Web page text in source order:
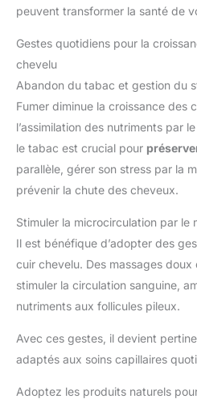
peuvent transformer la santé de
Gestes quotidiens pour la
chevelu
Abandon du tabac et gestion du
Fumer diminue la croissance des
l’assimilation des nutriments par
le tabac est crucial pour
parallèle, gérer son stress par la
prévenir la chute des cheveux.
Stimuler la microcirculation par le
Il est bénéfique d’adopter des
cuir chevelu. Des massages
stimuler la circulation sanguine,
nutriments aux follicules pileux.
Avec ces gestes, il devient
adaptés aux soins capillaires
Adoptez les produits naturels